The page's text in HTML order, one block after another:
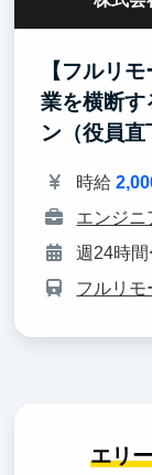
【フルリ
業を横断す
ン（役員直
時給
エンジニ
週24時間
フルリモ
エリ